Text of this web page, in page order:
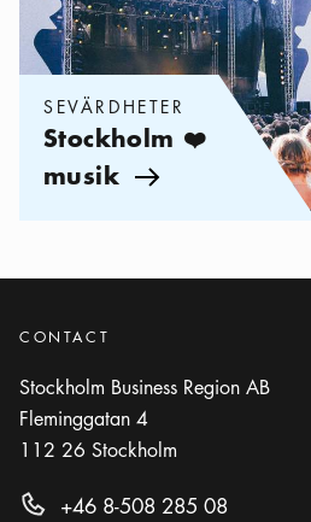
SEVÄRDHETER
Stockholm ❤️
musik Pil ikon
CONTACT
Stockholm Business Region AB
Fleminggatan 4
112 26 Stockholm
+46 8-508 285 08